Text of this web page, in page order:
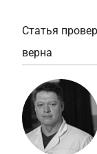
Статья
верна